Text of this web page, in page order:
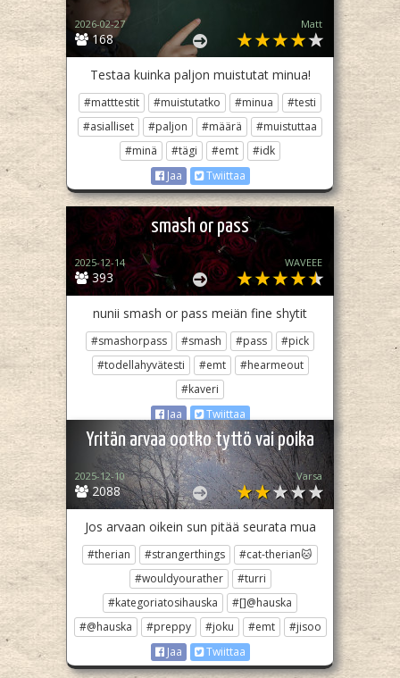
168
2026-02-27 Matt
Testaa kuinka paljon muistutat minua!
#matttestit #muistutatko #minua
#testi
#asialliset
#paljon #määrä
#muistuttaa
#minä
#tägi #emt
#idk
Jaa
Twiittaa
smash or pass
393
2025-12-14 WAVEEE
nunii smash or pass meiän fine shytit
#smashorpass #smash #pass
#pick
#todellahyvätesti
#emt
#hearmeout
#kaveri
Jaa
Twiittaa
Yritän arvaa ootko tyttö vai poika
2088
2025-12-10 Varsa
Jos arvaan oikein sun pitää seurata mua
#therian #strangerthings
#cat-therian🐱
#wouldyourather
#turri
#kategoriatosihauska
#[]@hauska
#@hauska
#preppy #joku #emt
#jisoo
Jaa
Twiittaa